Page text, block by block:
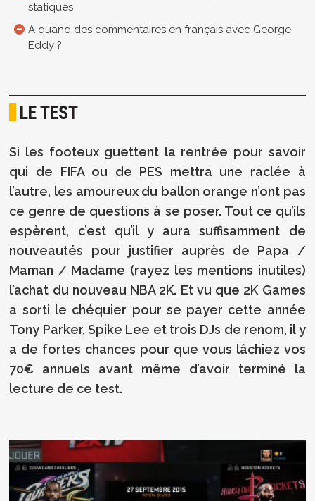
statiques
A quand des commentaires en français avec George
Eddy ?
LE TEST
Si les footeux guettent la rentrée pour savoir
qui de FIFA ou de PES mettra une raclée à
l’autre, les amoureux du ballon orange n’ont pas
ce genre de questions à se poser. Tout ce qu’ils
espèrent, c’est qu’il y aura suffisamment de
nouveautés pour justifier auprès de Papa /
Maman / Madame (rayez les mentions inutiles)
l’achat du nouveau NBA 2K. Et vu que 2K Games
a sorti le chéquier pour se payer cette année
Tony Parker, Spike Lee et trois DJs de renom, il y
a de fortes chances pour que vous lâchiez vos
70€ annuels avant même d’avoir terminé la
lecture de ce test.